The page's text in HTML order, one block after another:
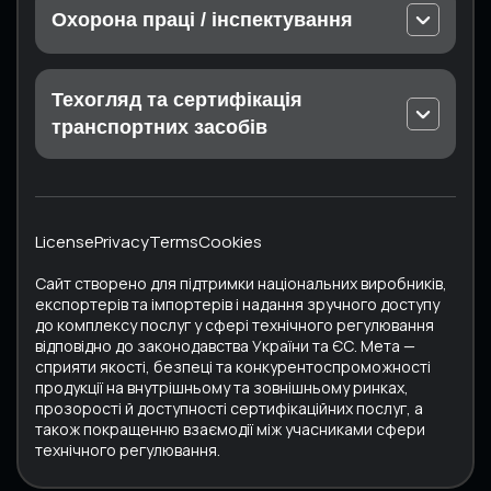
сільськогосподарської продукції
EN ISO 22000 Системи керування безпечністю
харчових продуктів
EN ISO 22716 Косметика. Належна виробнича
практика (GMP)
ISO 37001 Системи управління щодо протидії
ISO 50001 Системи енергетичного менеджменту
Калібрування на місці експлуатації
Вимірювання в лабораторії
Атестація вимірювальної лабораторії (на
підприємстві Замовника)
Охорона праці / інспектування
Експертиза для Дозволу на виконання робіт
підвищеної небезпеки
Експертиза для Дозволу на експлуатацію
обладнання підвищеної небезпеки
Аудит стану охорони праці
Техогляд та експертне обстеження машин,
Техогляд та сертифікація
транспортних засобів
Обов’язковий технічний контроль КТЗ:
Сертифікат ЄКМТ
Випробування технічного стану
переобладнаних автотранспортних засобів
Випробування та сертифікація вживаних
транспортних засобів
Обслуговування та калібрування тахографів
Перевірка автомобільних цистерн
LicensePrivacyTermsCookies
Сайт створено для підтримки національних виробників,
експортерів та імпортерів і надання зручного доступу
до комплексу послуг у сфері технічного регулювання
відповідно до законодавства України та ЄС. Мета —
сприяти якості, безпеці та конкурентоспроможності
продукції на внутрішньому та зовнішньому ринках,
прозорості й доступності сертифікаційних послуг, а
також покращенню взаємодії між учасниками сфери
технічного регулювання.